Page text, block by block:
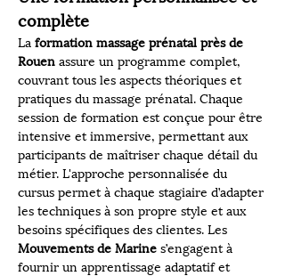
complète
La formation massage prénatal près de
Rouen assure un programme complet,
couvrant tous les aspects théoriques et
pratiques du massage prénatal. Chaque
session de formation est conçue pour être
intensive et immersive, permettant aux
participants de maîtriser chaque détail du
métier. L'approche personnalisée du
cursus permet à chaque stagiaire d’adapter
les techniques à son propre style et aux
besoins spécifiques des clientes. Les
Mouvements de Marine s’engagent à
fournir un apprentissage adaptatif et